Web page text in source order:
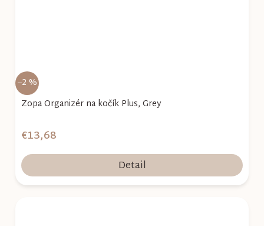
–2 %
Zopa Organizér na kočík Plus, Grey
€13,68
Detail